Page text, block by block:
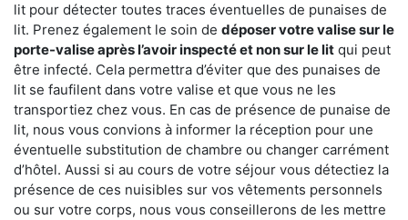
lit pour détecter toutes traces éventuelles de punaises de
lit. Prenez également le soin de déposer votre valise sur le
porte-valise après l’avoir inspecté et non sur le lit qui peut
être infecté. Cela permettra d’éviter que des punaises de
lit se faufilent dans votre valise et que vous ne les
transportiez chez vous. En cas de présence de punaise de
lit, nous vous convions à informer la réception pour une
éventuelle substitution de chambre ou changer carrément
d’hôtel. Aussi si au cours de votre séjour vous détectiez la
présence de ces nuisibles sur vos vêtements personnels
ou sur votre corps, nous vous conseillerons de les mettre